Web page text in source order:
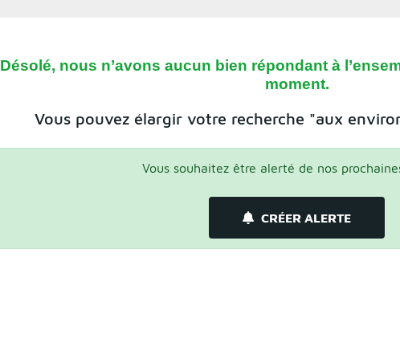
Désolé, nous n’avons aucun bien répondant à
moment.
Vous pouvez élargir votre recherche "aux
Vous souhaitez être alerté de nos
CRÉER ALERTE